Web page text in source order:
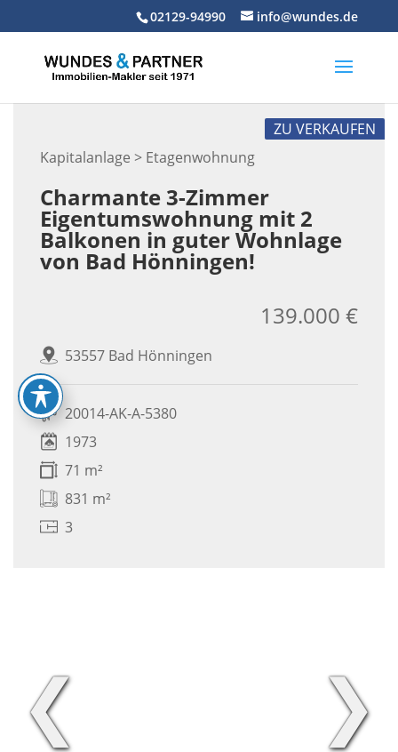
02129-94990 info@wundes.de
Kapitalanlage > Etagenwohnung
ZU VERKAUFEN
Charmante 3-Zimmer
Eigentumswohnung mit 2
Balkonen in guter Wohnlage
von Bad Hönningen!
53557 Bad Hönningen
139.000 €
20014-AK-A-5380
1973
71 m²
831 m²
3
❮ ❯